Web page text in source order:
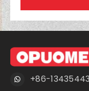
+86-